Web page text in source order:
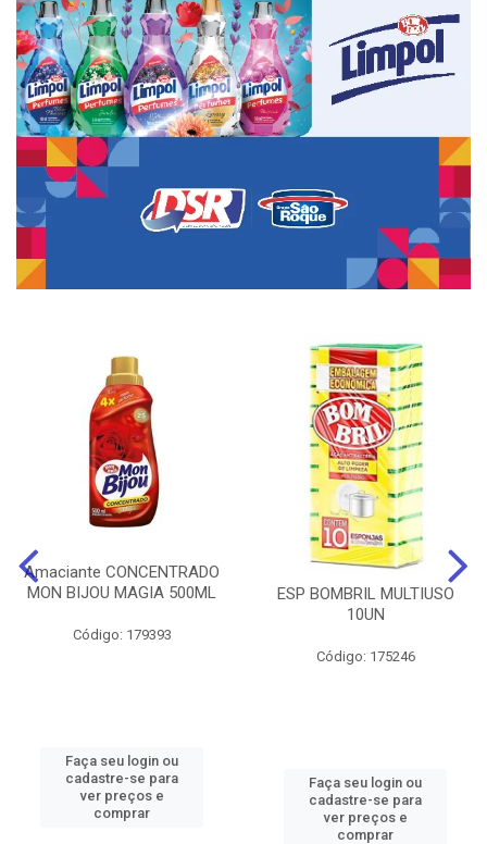
Amaciante CONCENTRADO
MON BIJOU MAGIA 500ML
Código: 179393
Faça seu login ou
cadastre-se para
ver preços e
comprar
ESP BOMBRIL MULTIUSO
10UN
Código: 175246
Faça seu login ou
cadastre-se para
ver preços e
comprar